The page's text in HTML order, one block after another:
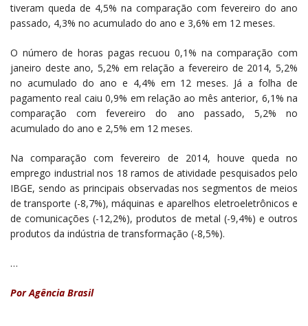
tiveram queda de 4,5% na comparação com fevereiro do ano
passado, 4,3% no acumulado do ano e 3,6% em 12 meses.
O número de horas pagas recuou 0,1% na comparação com
janeiro deste ano, 5,2% em relação a fevereiro de 2014, 5,2%
no acumulado do ano e 4,4% em 12 meses. Já a folha de
pagamento real caiu 0,9% em relação ao mês anterior, 6,1% na
comparação com fevereiro do ano passado, 5,2% no
acumulado do ano e 2,5% em 12 meses.
Na comparação com fevereiro de 2014, houve queda no
emprego industrial nos 18 ramos de atividade pesquisados pelo
IBGE, sendo as principais observadas nos segmentos de meios
de transporte (-8,7%), máquinas e aparelhos eletroeletrônicos e
de comunicações (-12,2%), produtos de metal (-9,4%) e outros
produtos da indústria de transformação (-8,5%).
…
Por Agência Brasil